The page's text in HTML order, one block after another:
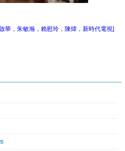
華，朱敏瀚，賴慰玲，陳煒，新時代電視]